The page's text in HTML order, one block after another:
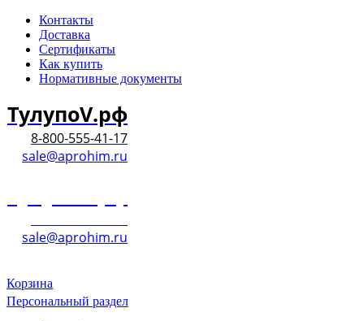
Контакты
Доставка
Сертификаты
Как купить
Нормативные документы
ТулупоV.рф
8-800-555-41-17
sale@aprohim.ru
sale@aprohim.ru
Корзина
Персональный раздел